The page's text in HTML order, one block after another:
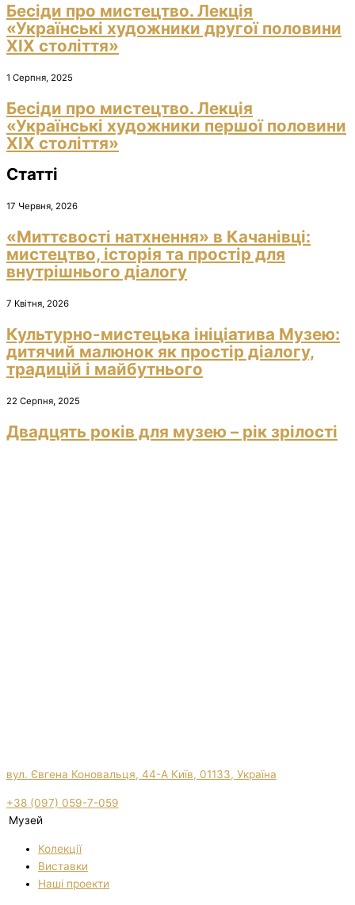
Бесіди про мистецтво. Лекція
«Українські художники другої половини
ХІХ століття»
1 Серпня, 2025
Бесіди про мистецтво. Лекція
«Українські художники першої половини
ХІХ століття»
Статті
17 Червня, 2026
«Миттєвості натхнення» в Качанівці:
мистецтво, історія та простір для
внутрішнього діалогу
7 Квітня, 2026
Культурно-мистецька ініціатива Музею:
дитячий малюнок як простір діалогу,
традицій і майбутнього
22 Серпня, 2025
Двадцять років для музею – рік зрілості
вул. Євгена Коновальця, 44-А Київ, 01133, Україна
+38 (097) 059-7-059
Музей
Колекції
Виставки
Нашi проекти